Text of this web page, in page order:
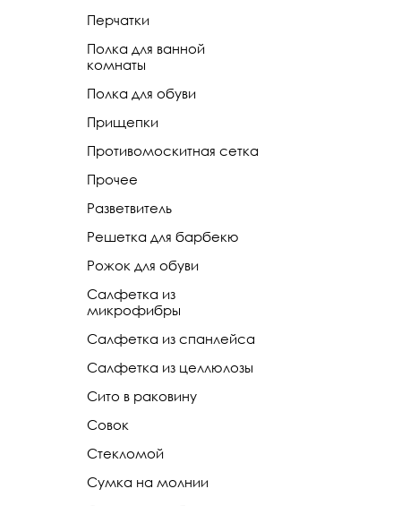
Перчатки
Полка для ванной
комнаты
Полка для обуви
Прищепки
Противомоскитная сетка
Прочее
Разветвитель
Решетка для барбекю
Рожок для обуви
Салфетка из
микрофибры
Салфетка из спанлейса
Салфетка из целлюлозы
Сито в раковину
Совок
Стекломой
Сумка на молнии